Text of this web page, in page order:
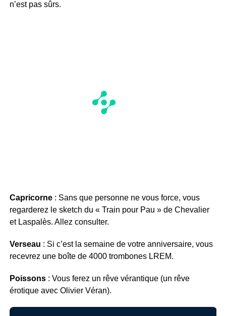
n’est pas sûrs.
Capricorne : Sans que personne ne vous force, vous
regarderez le sketch du « Train pour Pau » de Chevalier
et Laspalès. Allez consulter.
Verseau : Si c’est la semaine de votre anniversaire, vous
recevrez une boîte de 4000 trombones LREM.
Poissons: Vous ferez un rêve vérantique (un rêve
érotique avec Olivier Véran).